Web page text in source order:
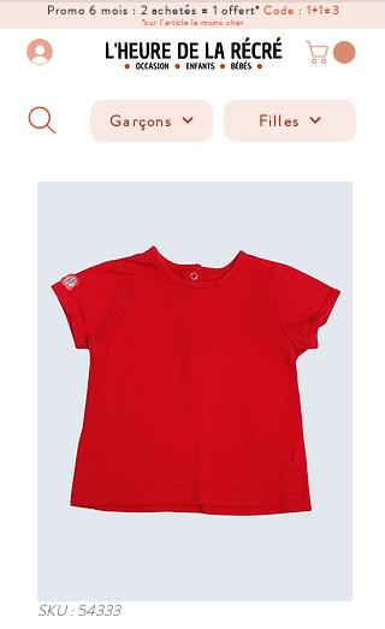
Promo 6 mois : 2 achetés = 1 offert*Code : 1+1=3
*sur l'article le moins cher
Garçons Filles
SKU : 54333